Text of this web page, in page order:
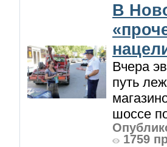
В
Вчера
путь
шоссе
1759